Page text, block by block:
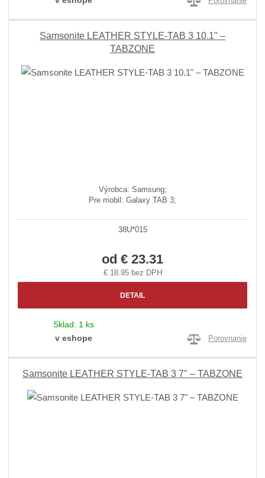
Samsonite LEATHER STYLE-TAB 3 10.1" –
TABZONE
Výrobca: Samsung;
Pre mobil: Galaxy TAB 3;
38U*015
od € 23.31
€ 18.95 bez DPH
DETAIL
Sklad: 1 ks
v eshope
Porovnanie
Samsonite LEATHER STYLE-TAB 3 7" – TABZONE